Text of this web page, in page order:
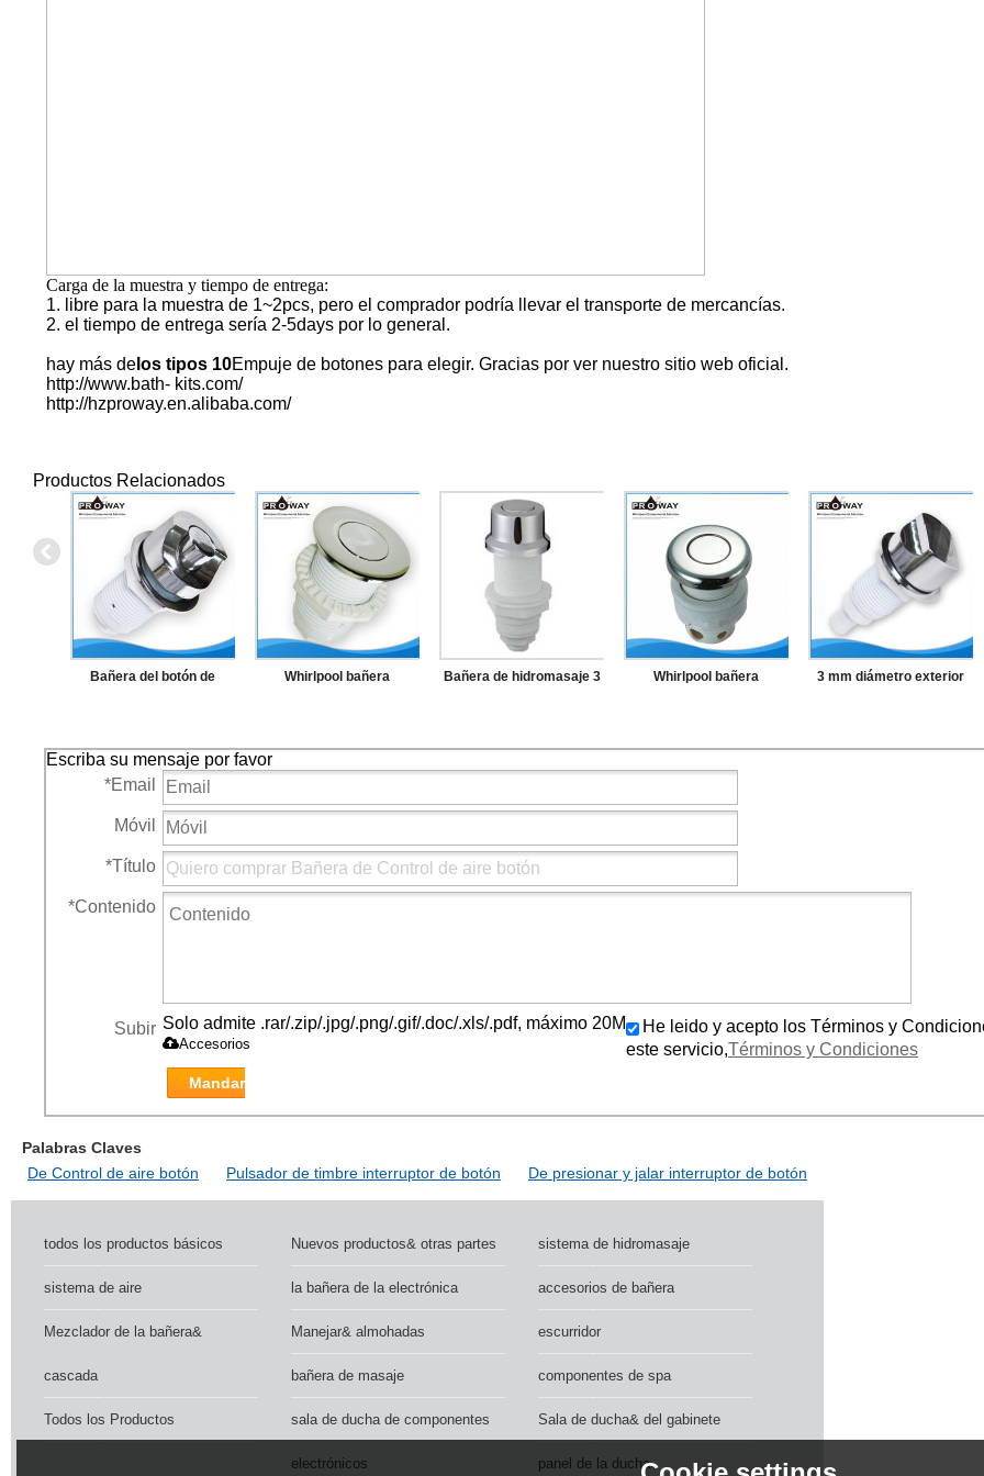
Carga de la muestra y tiempo de entrega:
1. libre para la muestra de 1~2pcs, pero el comprador podría llevar el transporte de mercancías.
2. el tiempo de entrega sería 2-5days por lo general.
hay más de los tipos 10Empuje de botones para elegir. Gracias por ver nuestro sitio web oficial.
http://www.bath- kits.com/
http://hzproway.en.alibaba.com/
Productos Relacionados
Bañera del botón de
empuja hacia arriba
Whirlpool bañera Bañera de hidromasaje 3
de aire
Whirlpool bañera 3 mm diámetro exterior
Escriba su mensaje por favor
*Email
Móvil
*Título
*Contenido
Subir Solo admite .rar/.zip/.jpg/.png/.gif/.doc/.xls/.pdf, máximo 20M
Accesorios
He leido y acepto los Términos y
este servicio,Términos y Condiciones
Mandar
Palabras Claves
De Control de aire botón
Pulsador de timbre interruptor de botón De presionar y jalar interruptor de botón
todos los productos básicos Nuevos productos& otras partes sistema de hidromasaje
sistema de aire la bañera de la electrónica accesorios de bañera
Mezclador de la bañera&
cascada
Manejar& almohadas escurridor
bañera de masaje componentes de spa
Todos los Productos sala de ducha de componentes
electrónicos
Sala de ducha& del gabinete
panel de la ducha